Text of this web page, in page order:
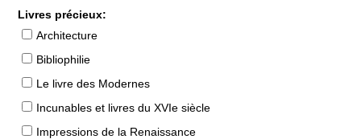
Livres précieux:
Architecture
Bibliophilie
Le livre des Modernes
Incunables et livres du XVIe siècle
Impressions de la Renaissance